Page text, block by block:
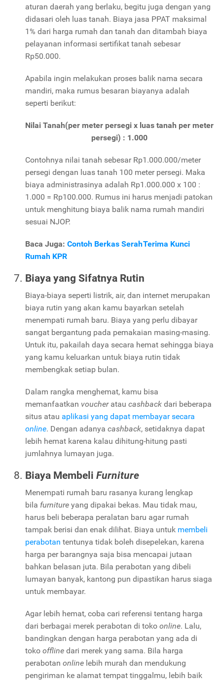
aturan daerah yang berlaku, begitu juga dengan yang
didasari oleh luas tanah. Biaya jasa PPAT maksimal
1% dari harga rumah dan tanah dan ditambah biaya
pelayanan informasi sertifikat tanah sebesar
Rp50.000.
Apabila ingin melakukan proses balik nama secara
mandiri, maka rumus besaran biayanya adalah
seperti berikut:
Nilai Tanah(per meter persegi x luas tanah per meter
persegi) : 1.000
Contohnya nilai tanah sebesar Rp1.000.000/meter
persegi dengan luas tanah 100 meter persegi. Maka
biaya administrasinya adalah Rp1.000.000 x 100 :
1.000 = Rp100.000. Rumus ini harus menjadi patokan
untuk menghitung biaya balik nama rumah mandiri
sesuai NJOP.
Baca Juga: Contoh Berkas Serah Terima Kunci
Rumah KPR
Biaya yang Sifatnya Rutin
Biaya-biaya seperti listrik, air, dan internet merupakan
biaya rutin yang akan kamu bayarkan setelah
menempati rumah baru. Biaya yang perlu dibayar
sangat bergantung pada pemakaian masing-masing.
Untuk itu, pakailah daya secara hemat sehingga biaya
yang kamu keluarkan untuk biaya rutin tidak
membengkak setiap bulan.
Dalam rangka menghemat, kamu bisa
memanfaatkan voucher atau cashback dari beberapa
situs atau aplikasi yang dapat membayar secara
online. Dengan adanya cashback, setidaknya dapat
lebih hemat karena kalau dihitung-hitung pasti
jumlahnya lumayan juga.
Biaya Membeli Furniture
Menempati rumah baru rasanya kurang lengkap
bila furniture yang dipakai bekas. Mau tidak mau,
harus beli beberapa peralatan baru agar rumah
tampak berisi dan enak dilihat. Biaya untuk membeli
perabotan tentunya tidak boleh disepelekan, karena
harga per barangnya saja bisa mencapai jutaan
bahkan belasan juta. Bila perabotan yang dibeli
lumayan banyak, kantong pun dipastikan harus siaga
untuk membayar.
Agar lebih hemat, coba cari referensi tentang harga
dari berbagai merek perabotan di toko online. Lalu,
bandingkan dengan harga perabotan yang ada di
toko offline dari merek yang sama. Bila harga
perabotan online lebih murah dan mendukung
pengiriman ke alamat tempat tinggalmu, lebih baik